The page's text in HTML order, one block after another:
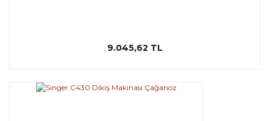
9.045,62 TL